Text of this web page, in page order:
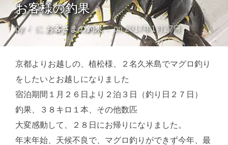
お客様の釣果
by に お客さまの釣果 on投
2017年1月27日
京都よりお越しの、植松様、２名久米島でマグロ釣り
をしたいとお越しになりました
宿泊期間１月２６日より２泊３日（釣り日２７日）
釣果、３８キロ１本、その他数匹
大変感動して、２８日にお帰りになりました。
年末年始、天候不良で、マグロ釣りができず今年、最